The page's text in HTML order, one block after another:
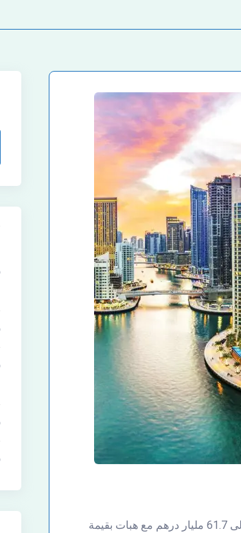
ومع وصول قيمة الرهن العقارية المسجلة في النصف الأول من العام 2023 إلى 61.7 مليار درهم مع هبات بقيمة